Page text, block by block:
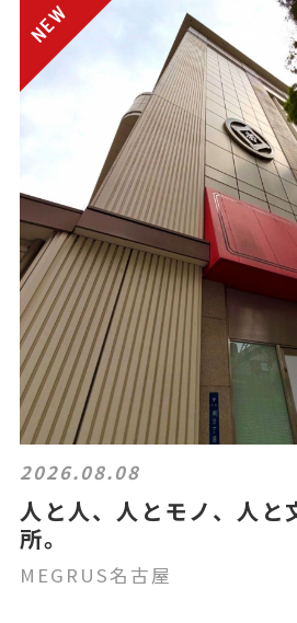
2026.08.08
人と人、人とモノ、人と
所。
MEGRUS名古屋